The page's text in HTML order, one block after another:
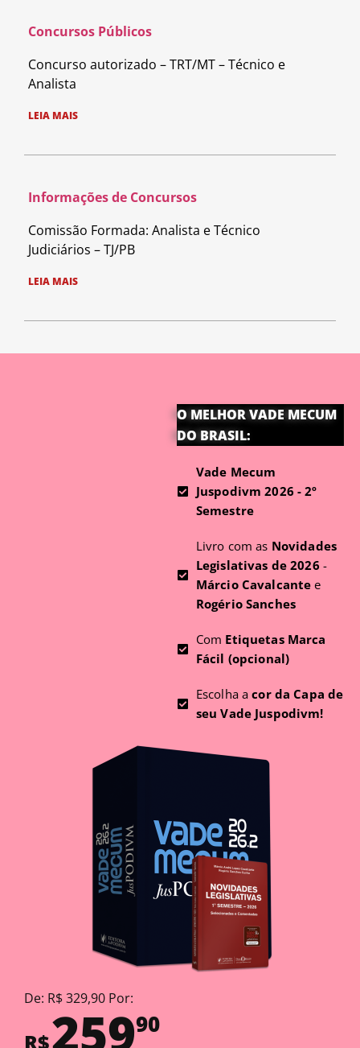
Concursos Públicos
Concurso autorizado – TRT/MT – Técnico e
Analista
LEIA MAIS
Informações de Concursos
Comissão Formada: Analista e Técnico
Judiciários – TJ/PB
LEIA MAIS
O MELHOR VADE MECUM
DO BRASIL:
Vade Mecum
Juspodivm 2026 - 2º
Semestre
Livro com as Novidades
Legislativas de 2026 -
Márcio Cavalcante e
Rogério Sanches
Com Etiquetas Marca
Fácil (opcional)
Escolha acor da Capa de
seu Vade Juspodivm!
De: R$ 329,90 Por:
25990